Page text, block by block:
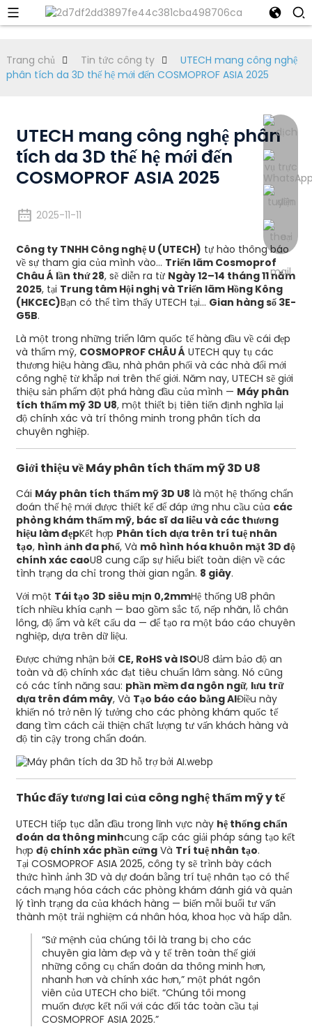
Trang chủ Tin tức công ty
UTECH mang công nghệ
phân tích da 3D thế hệ mới đến COSMOPROF ASIA 2025
UTECH mang công nghệ phân
tích da 3D thế hệ mới đến
COSMOPROF ASIA 2025
2025-11-11
Công ty TNHH Công nghệ U (UTECH) tự hào thông báo
về sự tham gia của mình vào... Triển lãm Cosmoprof
Châu Á lần thứ 28, sẽ diễn ra từ Ngày 12–14 tháng 11 năm
2025, tại Trung tâm Hội nghị và Triển lãm Hồng Kông
(HKCEC)Bạn có thể tìm thấy UTECH tại... Gian hàng số 3E-
G5B.
Là một trong những triển lãm quốc tế hàng đầu về cái đẹp
và thẩm mỹ, COSMOPROF CHÂU ÁUTECH quy tụ các
thương hiệu hàng đầu, nhà phân phối và các nhà đổi mới
công nghệ từ khắp nơi trên thế giới. Năm nay, UTECH sẽ giới
thiệu sản phẩm đột phá hàng đầu của mình — Máy phân
tích thẩm mỹ 3D U8, một thiết bị tiên tiến định nghĩa lại
độ chính xác và trí thông minh trong phân tích da
chuyên nghiệp.
Giới thiệu về Máy phân tích thẩm mỹ 3D U8
Cái Máy phân tích thẩm mỹ 3D U8 là một hệ thống chẩn
đoán thế hệ mới được thiết kế để đáp ứng nhu cầu của các
phòng khám thẩm mỹ, bác sĩ da liễu và các thương
hiệu làm đẹpKết hợp Phân tích dựa trên trí tuệ nhân
tạo, hình ảnh đa phổ, Và mô hình hóa khuôn mặt 3D độ
chính xác caoU8 cung cấp sự hiểu biết toàn diện về các
tình trạng da chỉ trong thời gian ngắn. 8 giây.
Với một Tái tạo 3D siêu mịn 0,2mmHệ thống U8 phân
tích nhiều khía cạnh — bao gồm sắc tố, nếp nhăn, lỗ chân
lông, độ ẩm và kết cấu da — để tạo ra một báo cáo chuyên
nghiệp, dựa trên dữ liệu.
Được chứng nhận bởi CE, RoHS và ISOU8 đảm bảo độ an
toàn và độ chính xác đạt tiêu chuẩn lâm sàng. Nó cũng
có các tính năng sau: phần mềm đa ngôn ngữ, lưu trữ
dựa trên đám mây, Và Tạo báo cáo bằng AIĐiều này
khiến nó trở nên lý tưởng cho các phòng khám quốc tế
đang tìm cách cải thiện chất lượng tư vấn khách hàng và
độ tin cậy trong chẩn đoán.
Thúc đẩy tương lai của công nghệ thẩm mỹ y tế
UTECH tiếp tục dẫn đầu trong lĩnh vực này hệ thống chẩn
đoán da thông minhcung cấp các giải pháp sáng tạo kết
hợp độ chính xác phần cứngVà Trí tuệ nhân tạo.
Tại COSMOPROF ASIA 2025, công ty sẽ trình bày cách
thức hình ảnh 3D và dự đoán bằng trí tuệ nhân tạo có thể
cách mạng hóa cách các phòng khám đánh giá và quản
lý tình trạng da của khách hàng — biến mỗi buổi tư vấn
thành một trải nghiệm cá nhân hóa, khoa học và hấp dẫn.
“Sứ mệnh của chúng tôi là trang bị cho các
chuyên gia làm đẹp và y tế trên toàn thế giới
những công cụ chẩn đoán da thông minh hơn,
nhanh hơn và chính xác hơn,” một phát ngôn
viên của UTECH cho biết. “Chúng tôi mong
muốn được kết nối với các đối tác toàn cầu tại
COSMOPROF ASIA 2025.”